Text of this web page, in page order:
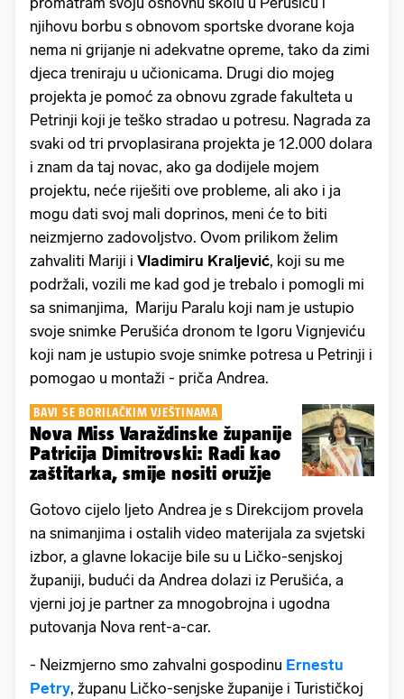
njihovu borbu s obnovom sportske dvorane koja
nema ni grijanje ni adekvatne opreme, tako da zimi
djeca treniraju u učionicama. Drugi dio mojeg
projekta je pomoć za obnovu zgrade fakulteta u
Petrinji koji je teško stradao u potresu. Nagrada za
svaki od tri prvoplasirana projekta je 12.000 dolara
i znam da taj novac, ako ga dodijele mojem
projektu, neće riješiti ove probleme, ali ako i ja
mogu dati svoj mali doprinos, meni će to biti
neizmjerno zadovoljstvo. Ovom prilikom želim
zahvaliti Mariji i Vladimiru Kraljević, koji su me
podržali, vozili me kad god je trebalo i pomogli mi
sa snimanjima, Mariju Paralu koji nam je ustupio
svoje snimke Perušića dronom te Igoru Vignjeviću
koji nam je ustupio svoje snimke potresa u Petrinji i
pomogao u montaži - priča Andrea.
BAVI SE BORILAČKIM VJEŠTINAMA
Nova Miss Varaždinske županije
Patricija Dimitrovski: Radi kao
zaštitarka, smije nositi oružje
Gotovo cijelo ljeto Andrea je s Direkcijom provela
na snimanjima i ostalih video materijala za svjetski
izbor, a glavne lokacije bile su u Ličko-senjskoj
županiji, budući da Andrea dolazi iz Perušića, a
vjerni joj je partner za mnogobrojna i ugodna
putovanja Nova rent-a-car.
- Neizmjerno smo zahvalni gospodinu Ernestu
Petry, županu Ličko-senjske županije i Turističkoj